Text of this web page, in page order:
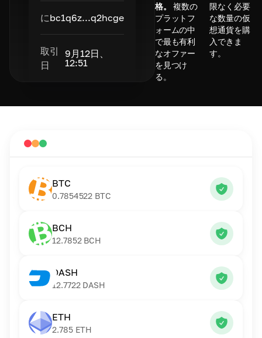
にbc1q6z...q2hcge
取引
日
9月12日、
12:51
格。
複数の
プラットフ
ォームの中
で最も有利
なオファー
を見つけ
る。
限なく必要
な数量の仮
想通貨を購
入できま
す。
BTC
0.7854522 BTC
BCH
12.7852 BCH
DASH
12.7722 DASH
ETH
2.785 ETH